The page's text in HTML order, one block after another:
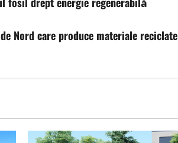
Nord care produce materiale reciclate